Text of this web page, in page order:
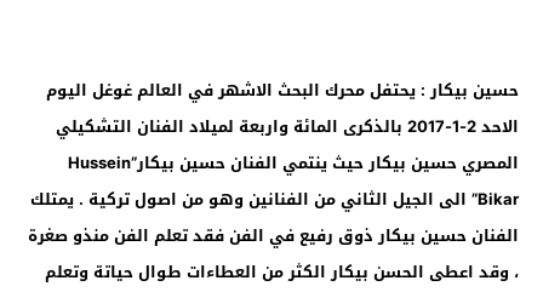
حسين بيكار : يحتفل محرك البحث الاشهر في العالم غوغل اليوم
الاحد 2-1-2017 بالذكرى المائة واربعة لميلاد الفنان التشكيلي
المصري حسين بيكار حيث ينتمي الفنان حسين بيكار”Hussein
Bikar” الى الجيل الثاني من الفنانين وهو من اصول تركية . يمتلك
الفنان حسين بيكار ذوق رفيع في الفن فقد تعلم الفن منذو صغرة
، وقد اعطى الحسن بيكار الكثر من العطاءات طوال حياتة وتعلم